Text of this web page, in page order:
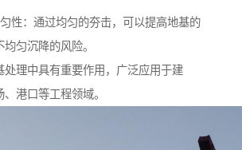
性：通过均匀的夯击，可以提高地基的
匀沉降的风险。
处理中具有重要作用，广泛应用于建
港口等工程领域。